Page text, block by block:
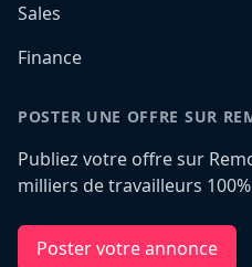
Sales
Finance
POSTER UNE OFFRE SUR
Publiez votre offre sur
milliers de travailleurs
Poster votre annonce